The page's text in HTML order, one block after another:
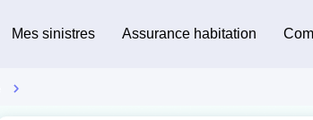
Mes sinistres Assurance habitation